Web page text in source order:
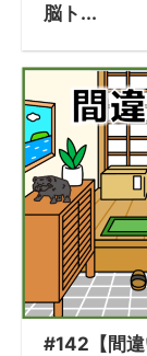
脳ト...
#142【間違